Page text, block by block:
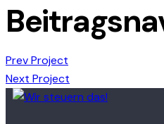
Prev Project
Next Project